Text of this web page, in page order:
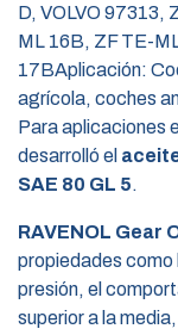
D, VOLVO 97313,
ML 16B, ZF TE-
17BAplicación:
agrícola, coches
Para aplicaciones
desarrolló el
SAE 80 GL 5.
RAVENOL Gear
propiedades como
presión, el
superior a la